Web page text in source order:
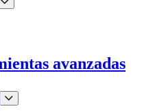
avanzadas